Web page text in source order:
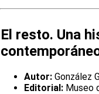
El resto. Una
Autor: González
Editorial: Museo